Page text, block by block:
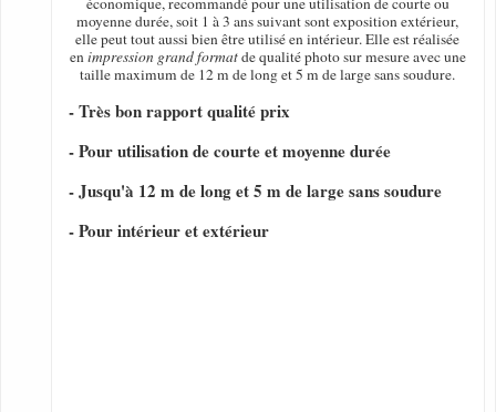
moyenne durée, soit 1 à 3 ans suivant sont exposition extérieur,
elle peut tout aussi bien être utilisé en intérieur. Elle est réalisée
enimpression grand formatde qualité photo sur mesure avec une
taille maximum de 12 m de long et 5 m de large sans soudure.
- Très bon rapport qualité prix
- Pour utilisation de courte et moyenne durée
- Jusqu'à 12 m de long et 5 m de large sans soudure
- Pour intérieur et extérieur